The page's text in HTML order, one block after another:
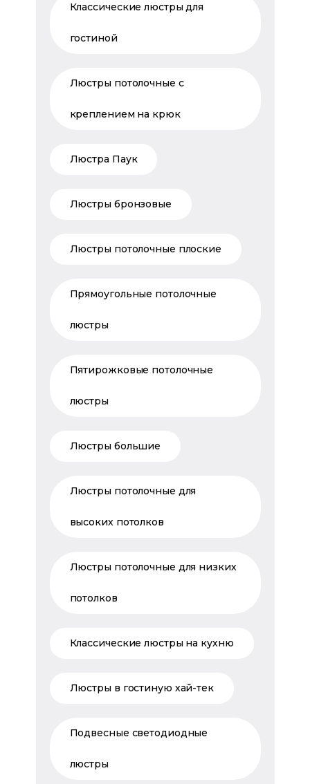
Классические люстры для
гостиной
Люстры потолочные с
креплением на крюк
Люстра Паук
Люстры бронзовые
Люстры потолочные плоские
Прямоугольные потолочные
люстры
Пятирожковые потолочные
люстры
Люстры большие
Люстры потолочные для
высоких потолков
Люстры потолочные для низких
потолков
Классические люстры на кухню
Люстры в гостиную хай-тек
Подвесные светодиодные
люстры